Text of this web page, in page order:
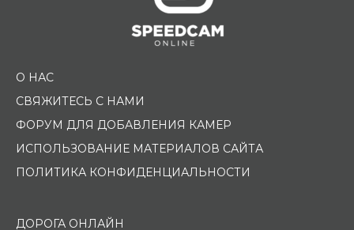
О НАС
СВЯЖИТЕСЬ С НАМИ
ФОРУМ ДЛЯ ДОБАВЛЕНИЯ КАМЕР
ИСПОЛЬЗОВАНИЕ МАТЕРИАЛОВ САЙТА
ПОЛИТИКА КОНФИДЕНЦИАЛЬНОСТИ
ДОРОГА ОНЛАЙН